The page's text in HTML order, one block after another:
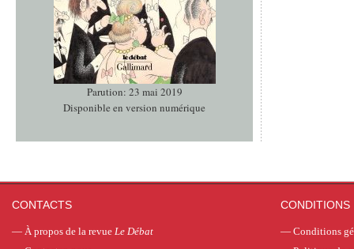
Parution: 23 mai 2019
Disponible en version numérique
CONTACTS
— À propos de la revue Le Débat
CONDITIONS
— Conditions